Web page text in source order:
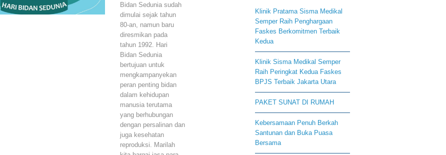
Bidan Sedunia sudah
dimulai sejak tahun
80-an, namun baru
diresmikan pada
tahun 1992. Hari
Bidan Sedunia
bertujuan untuk
mengkampanyekan
peran penting bidan
dalam kehidupan
manusia terutama
yang berhubungan
dengan persalinan dan
juga kesehatan
reproduksi. Marilah
Klinik Pratama Sisma Medikal
Semper Raih Penghargaan
Faskes Berkomitmen Terbaik
Kedua
Klinik Sisma Medikal Semper
Raih Peringkat Kedua Faskes
BPJS Terbaik Jakarta Utara
PAKET SUNAT DI RUMAH
Kebersamaan Penuh Berkah
Santunan dan Buka Puasa
Bersama